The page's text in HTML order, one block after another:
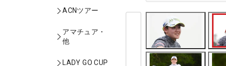
ACNツアー
アマチュア・
他
LADY GO CUP